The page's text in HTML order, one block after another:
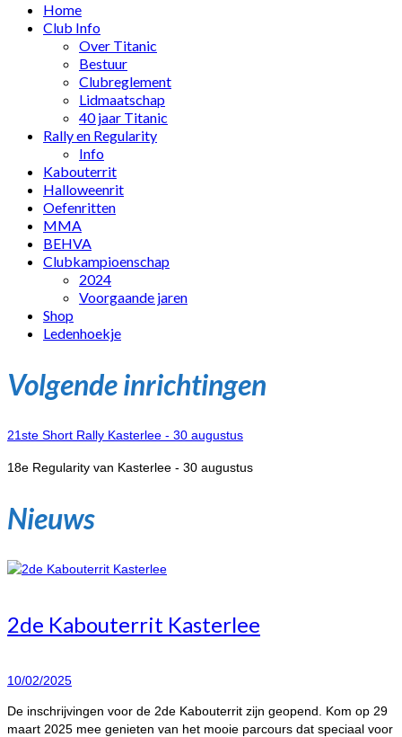
Home
Club Info
Over Titanic
Bestuur
Clubreglement
Lidmaatschap
40 jaar Titanic
Rally en Regularity
Info
Kabouterrit
Halloweenrit
Oefenritten
MMA
BEHVA
Clubkampioenschap
2024
Voorgaande jaren
Shop
Ledenhoekje
Volgende inrichtingen
21ste Short Rally Kasterlee - 30 augustus
18e Regularity van Kasterlee - 30 augustus
Nieuws
2de Kabouterrit Kasterlee
10/02/2025
De inschrijvingen voor de 2de Kabouterrit zijn geopend. Kom op 29
maart 2025 mee genieten van het mooie parcours dat speciaal voor